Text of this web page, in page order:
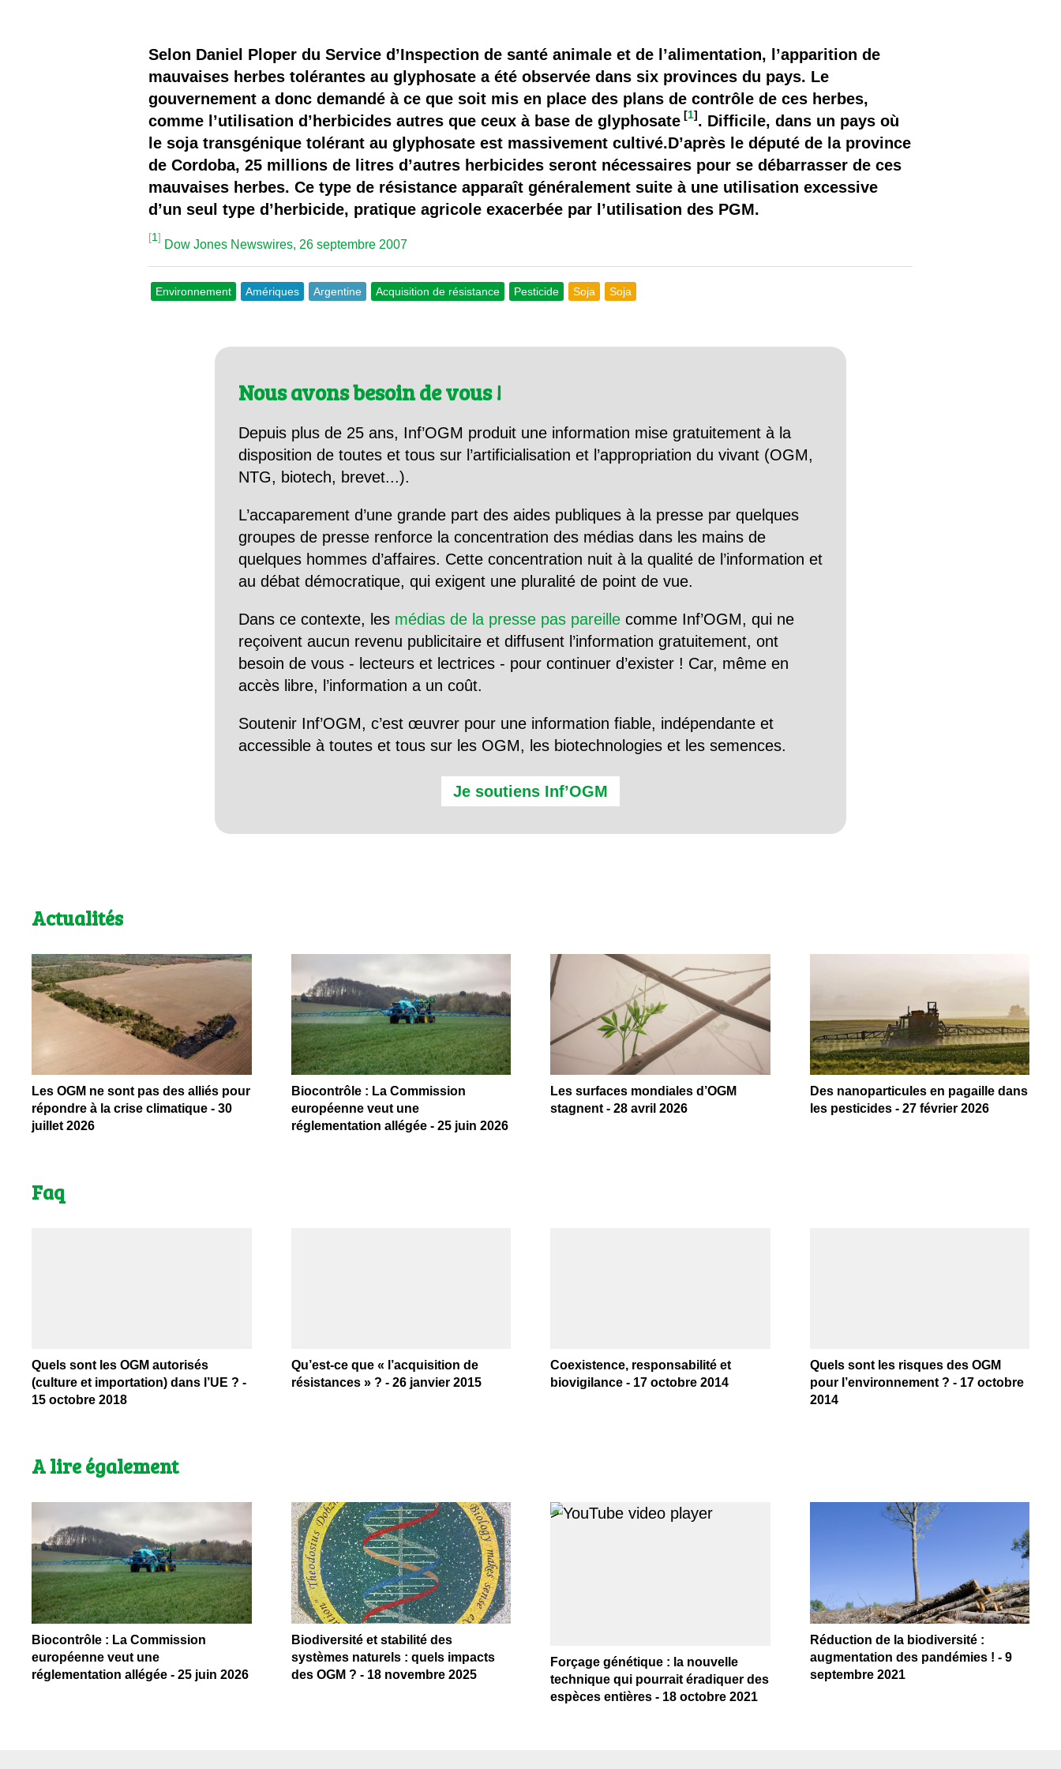
Il y a semence…. et semence
Quels sont les avantages et les inconvénients des OGM ?
Selon Daniel Ploper du Service d’Inspection de santé animale et de l’alimentation, l’apparition de
mauvaises herbes tolérantes au glyphosate a été observée dans six provinces du pays. Le
gouvernement a donc demandé à ce que soit mis en place des plans de contrôle de ces herbes,
comme l’utilisation d’herbicides autres que ceux à base de glyphosate [1]. Difficile, dans un pays où
le soja transgénique tolérant au glyphosate est massivement cultivé.D’après le député de la province
de Cordoba, 25 millions de litres d’autres herbicides seront nécessaires pour se débarrasser de ces
mauvaises herbes. Ce type de résistance apparaît généralement suite à une utilisation excessive
d’un seul type d’herbicide, pratique agricole exacerbée par l’utilisation des PGM.
[1]
Dow Jones Newswires, 26 septembre 2007
Environnement Amériques Argentine Acquisition de résistance Pesticide Soja Soja
Nous avons besoin de vous !
Depuis plus de 25 ans, Inf’OGM produit une information mise gratuitement à la
disposition de toutes et tous sur l’artificialisation et l’appropriation du vivant (OGM,
NTG, biotech, brevet...).
L’accaparement d’une grande part des aides publiques à la presse par quelques
groupes de presse renforce la concentration des médias dans les mains de
quelques hommes d’affaires. Cette concentration nuit à la qualité de l’information et
au débat démocratique, qui exigent une pluralité de point de vue.
Dans ce contexte, les médias de la presse pas pareille comme Inf’OGM, qui ne
reçoivent aucun revenu publicitaire et diffusent l’information gratuitement, ont
besoin de vous - lecteurs et lectrices - pour continuer d’exister ! Car, même en
accès libre, l’information a un coût.
Soutenir Inf’OGM, c’est œuvrer pour une information fiable, indépendante et
accessible à toutes et tous sur les OGM, les biotechnologies et les semences.
Je soutiens Inf’OGM
Actualités
Les OGM ne sont pas des alliés pour
répondre à la crise climatique - 30
juillet 2026
Biocontrôle : La Commission
européenne veut une
réglementation allégée - 25 juin 2026
Les surfaces mondiales d’OGM
stagnent - 28 avril 2026
Des nanoparticules en pagaille dans
les pesticides - 27 février 2026
Faq
Quels sont les OGM autorisés
(culture et importation) dans l’UE ? -
15 octobre 2018
Qu’est-ce que « l’acquisition de
résistances » ? - 26 janvier 2015
Coexistence, responsabilité et
biovigilance - 17 octobre 2014
Quels sont les risques des OGM
pour l’environnement ? - 17 octobre
2014
A lire également
Biocontrôle : La Commission
européenne veut une
réglementation allégée - 25 juin 2026
Biodiversité et stabilité des
systèmes naturels : quels impacts
des OGM ? - 18 novembre 2025
>
Forçage génétique : la nouvelle
technique qui pourrait éradiquer des
espèces entières - 18 octobre 2021
Réduction de la biodiversité :
augmentation des pandémies ! - 9
septembre 2021